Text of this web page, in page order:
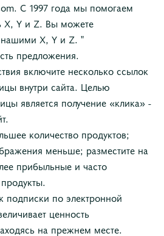
С 1997 года мы помогаем
X, Y и Z. Вы можете
нашими X, Y и Z. "
предложения.
включите несколько ссылок
внутри сайта. Целью
является получение «клика» -
количество продуктов;
меньше; разместите на
прибыльные и часто
подписки по электронной
ценность
на прежнем месте.